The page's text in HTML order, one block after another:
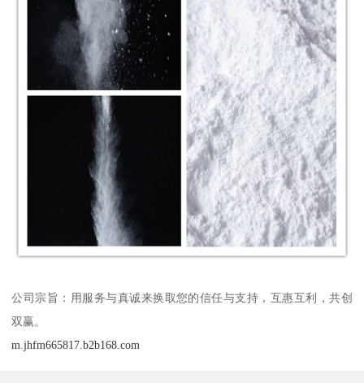
公司宗旨：用服务与真诚来换取您的信任与支持，互惠互利，共创
双赢。
m.jhfm665817.b2b168.com